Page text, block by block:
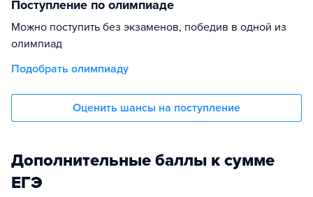
Поступление по олимпиаде
Можно поступить без экзаменов, победив в одной из
олимпиад
Подобрать олимпиаду
Оценить шансы на поступление
Дополнительные баллы к сумме
ЕГЭ